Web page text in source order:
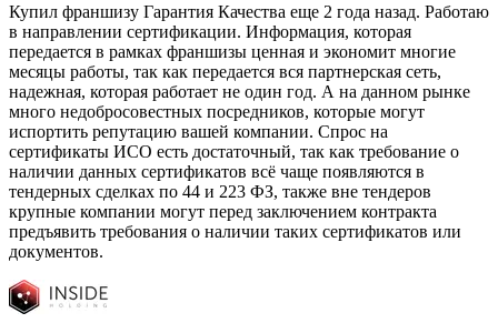
Купил франшизу Гарантия Качества еще 2 года назад. Работаю
в направлении сертификации. Информация, которая
передается в рамках франшизы ценная и экономит многие
месяцы работы, так как передается вся партнерская сеть,
надежная, которая работает не один год. А на данном рынке
много недобросовестных посредников, которые могут
испортить репутацию вашей компании. Спрос на
сертификаты ИСО есть достаточный, так как требование о
наличии данных сертификатов всё чаще появляются в
тендерных сделках по 44 и 223 ФЗ, также вне тендеров
крупные компании могут перед заключением контракта
предъявить требования о наличии таких сертификатов или
документов.